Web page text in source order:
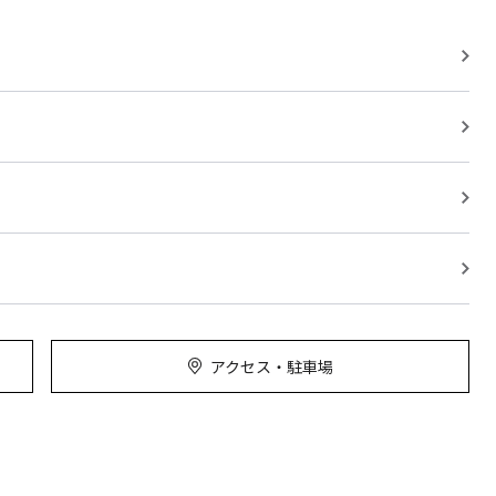
アクセス・駐車場